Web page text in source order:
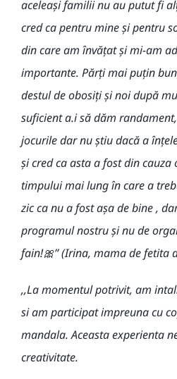
aceleași familii nu au putut fi
cred ca pentru mine și pentru
din care am învățat și mi-am
importante. Părți mai puțin
destul de obosiți și noi după
suficient a.i să dăm
jocurile dar nu știu dacă a
și cred ca asta a fost din
timpului mai lung în care a
zic ca nu a fost așa de bine ,
programul nostru și nu de
fain!🎀’’(Irina, mama de fetita
,,La momentul potrivit, am
si am participat impreuna cu
mandala.Aceasta experienta
creativitate.